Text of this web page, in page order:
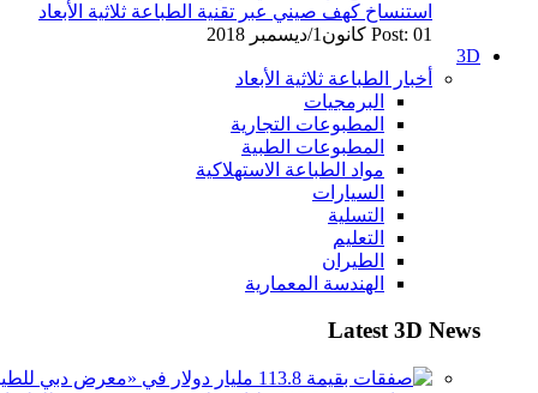
استنساخ كهف صيني عبر تقنية الطباعة ثلاثية الأبعاد
Post: 01 كانون1/ديسمبر 2018
3D
أخبار الطباعة ثلاثية الأبعاد
البرمجيات
المطبوعات التجارية
المطبوعات الطبية
مواد الطباعة الاستهلاكية
السيارات
التسلية
التعليم
الطيران
الهندسة المعمارية
Latest 3D News